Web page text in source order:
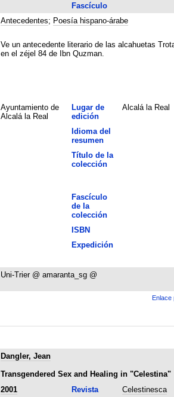
Fascículo
Antecedentes; Poesía hispano-árabe
Ve un antecedente literario de las alcahuetas
en el zéjel 84 de Ibn Quzman.
Ayuntamiento de
Alcalá la Real
Lugar de
edición
Alcalá la Real
Idioma del
resumen
Título de la
colección
Fascículo
de la
colección
ISBN
Expedición
Uni-Trier @ amaranta_sg @
Enlace
Dangler, Jean
Transgendered Sex and Healing in "Celestina"
2001 Revista
Celestinesca